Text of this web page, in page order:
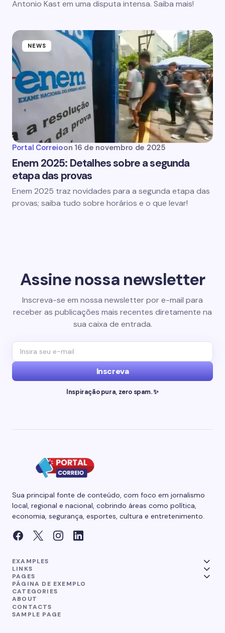
Antonio Kast em uma disputa intensa. Saiba mais!
NEWS
Portal Correioon 16 de novembro de 2025
Enem 2025: Detalhes sobre a segunda
etapa das provas
Enem 2025 traz novidades para a segunda etapa das
provas; saiba tudo sobre horários e o que levar!
Assine nossa newsletter
Inscreva-se em nossa newsletter por e-mail para
receber as publicações mais recentes diretamente na
sua caixa de entrada.
Inscreva
Inspiração pura, zero spam. ✨
Sua principal fonte de conteúdo, com foco em jornalismo
local, regional e nacional, cobrindo áreas como política,
economia, segurança, esportes, cultura e entretenimento.
EXAMPLES
LINKS
PAGES
PÁGINA DE EXEMPLO
CATEGORIES
ABOUT
CONTACTS
SAMPLE PAGE